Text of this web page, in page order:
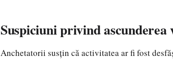
Suspiciuni privind
Anchetatorii susțin că activitatea ar fi fost